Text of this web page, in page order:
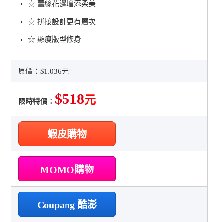
☆ 蕾絲花邊增添柔美
☆ 拼接設計更有層次
☆ 顯瘦版型修身
原價：$1,036元
限時特價： $518元
蝦皮購物
MOMO購物
Coupang 酷澎